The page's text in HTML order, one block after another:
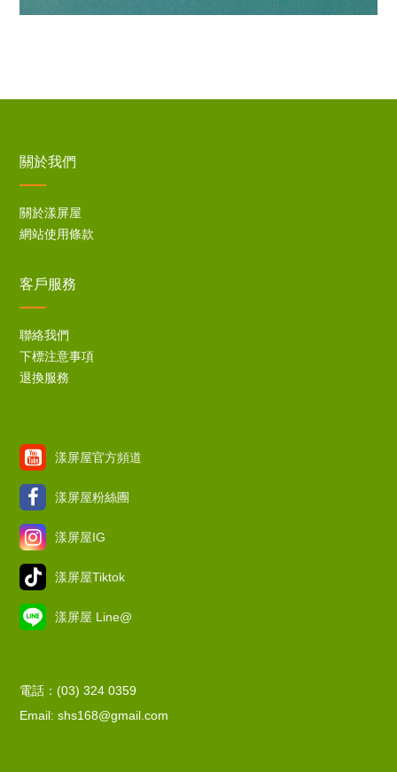
關於我們
關於漾屏屋
網站使用條款
客戶服務
聯絡我們
下標注意事項
退換服務
漾屏屋官方頻道
漾屏屋粉絲團
漾屏屋IG
漾屏屋Tiktok
漾屏屋 Line@
電話：(03) 324 0359
Email: shs168@gmail.com